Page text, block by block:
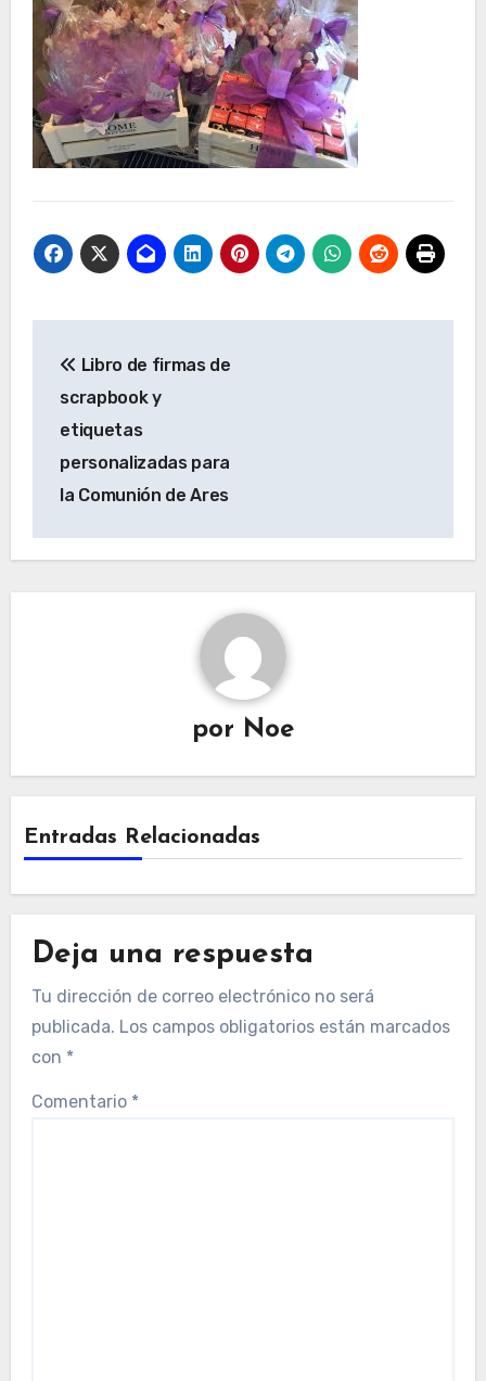
de
entradas
Libro de firmas de
scrapbook y
etiquetas
personalizadas para
la Comunión de Ares
por Noe
Entradas Relacionadas
Deja una respuesta
Tu dirección de correo electrónico no será
publicada. Los campos obligatorios están marcados
con *
Comentario *